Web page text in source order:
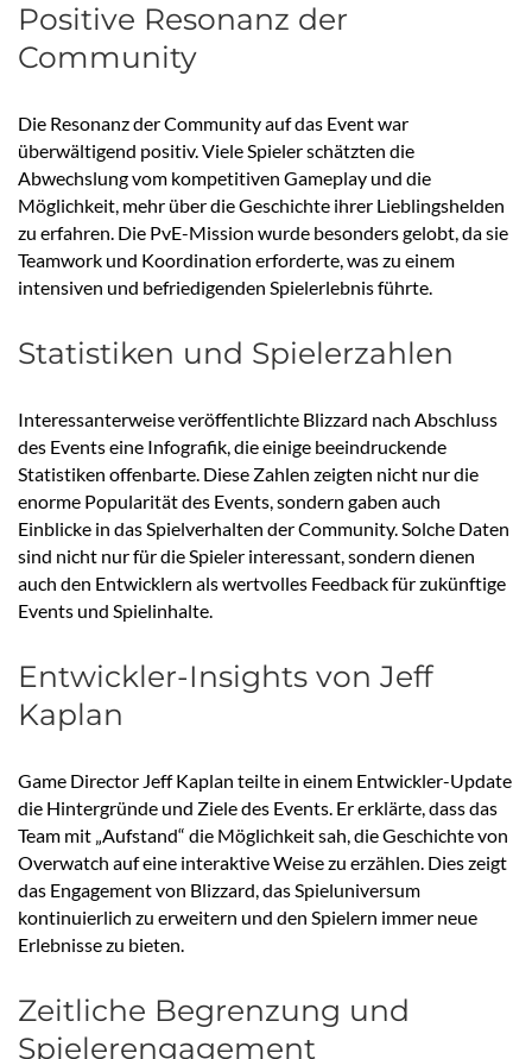
Positive Resonanz der
Community
Die Resonanz der Community auf das Event war
überwältigend positiv. Viele Spieler schätzten die
Abwechslung vom kompetitiven Gameplay und die
Möglichkeit, mehr über die Geschichte ihrer Lieblingshelden
zu erfahren. Die PvE-Mission wurde besonders gelobt, da sie
Teamwork und Koordination erforderte, was zu einem
intensiven und befriedigenden Spielerlebnis führte.
Statistiken und Spielerzahlen
Interessanterweise veröffentlichte Blizzard nach Abschluss
des Events eine Infografik, die einige beeindruckende
Statistiken offenbarte. Diese Zahlen zeigten nicht nur die
enorme Popularität des Events, sondern gaben auch
Einblicke in das Spielverhalten der Community. Solche Daten
sind nicht nur für die Spieler interessant, sondern dienen
auch den Entwicklern als wertvolles Feedback für zukünftige
Events und Spielinhalte.
Entwickler-Insights von Jeff
Kaplan
Game Director Jeff Kaplan teilte in einem Entwickler-Update
die Hintergründe und Ziele des Events. Er erklärte, dass das
Team mit „Aufstand“ die Möglichkeit sah, die Geschichte von
Overwatch auf eine interaktive Weise zu erzählen. Dies zeigt
das Engagement von Blizzard, das Spieluniversum
kontinuierlich zu erweitern und den Spielern immer neue
Erlebnisse zu bieten.
Zeitliche Begrenzung und
Spielerengagement